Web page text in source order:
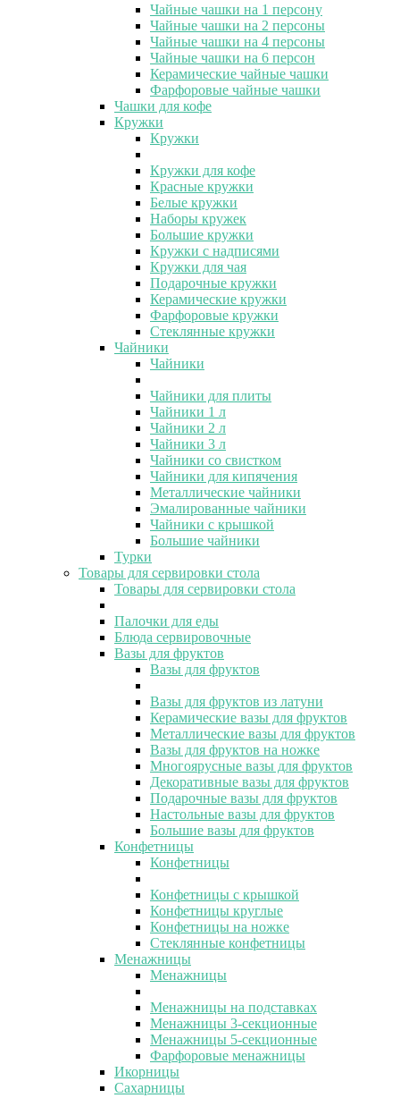
Чайные чашки на 1 персону
Чайные чашки на 2 персоны
Чайные чашки на 4 персоны
Чайные чашки на 6 персон
Керамические чайные чашки
Фарфоровые чайные чашки
Чашки для кофе
Кружки
Кружки
Кружки для кофе
Красные кружки
Белые кружки
Наборы кружек
Большие кружки
Кружки с надписями
Кружки для чая
Подарочные кружки
Керамические кружки
Фарфоровые кружки
Стеклянные кружки
Чайники
Чайники
Чайники для плиты
Чайники 1 л
Чайники 2 л
Чайники 3 л
Чайники со свистком
Чайники для кипячения
Металлические чайники
Эмалированные чайники
Чайники с крышкой
Большие чайники
Турки
Товары для сервировки стола
Товары для сервировки стола
Палочки для еды
Блюда сервировочные
Вазы для фруктов
Вазы для фруктов
Вазы для фруктов из латуни
Керамические вазы для фруктов
Металлические вазы для фруктов
Вазы для фруктов на ножке
Многоярусные вазы для фруктов
Декоративные вазы для фруктов
Подарочные вазы для фруктов
Настольные вазы для фруктов
Большие вазы для фруктов
Конфетницы
Конфетницы
Конфетницы с крышкой
Конфетницы круглые
Конфетницы на ножке
Стеклянные конфетницы
Менажницы
Менажницы
Менажницы на подставках
Менажницы 3-секционные
Менажницы 5-секционные
Фарфоровые менажницы
Икорницы
Сахарницы